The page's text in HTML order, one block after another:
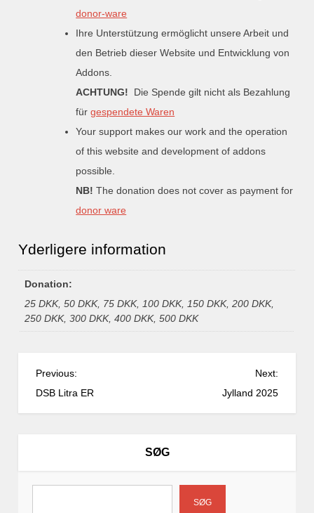
donor-ware
Ihre Unterstützung ermöglicht unsere Arbeit und
den Betrieb dieser Website und Entwicklung von
Addons.
ACHTUNG!
Die Spende gilt nicht als Bezahlung
fürgespendete Waren
Your support makes our work and the operation
of this website and development of addons
possible.
NB!The donation does not cover as payment for
donor ware
Yderligere information
Donation:
25 DKK, 50 DKK, 75 DKK, 100 DKK, 150 DKK, 200 DKK,
250 DKK, 300 DKK, 400 DKK, 500 DKK
I
n
d
s
Previous:
DSB Litra ER
Next:
Jylland 2025
SØG
SØG